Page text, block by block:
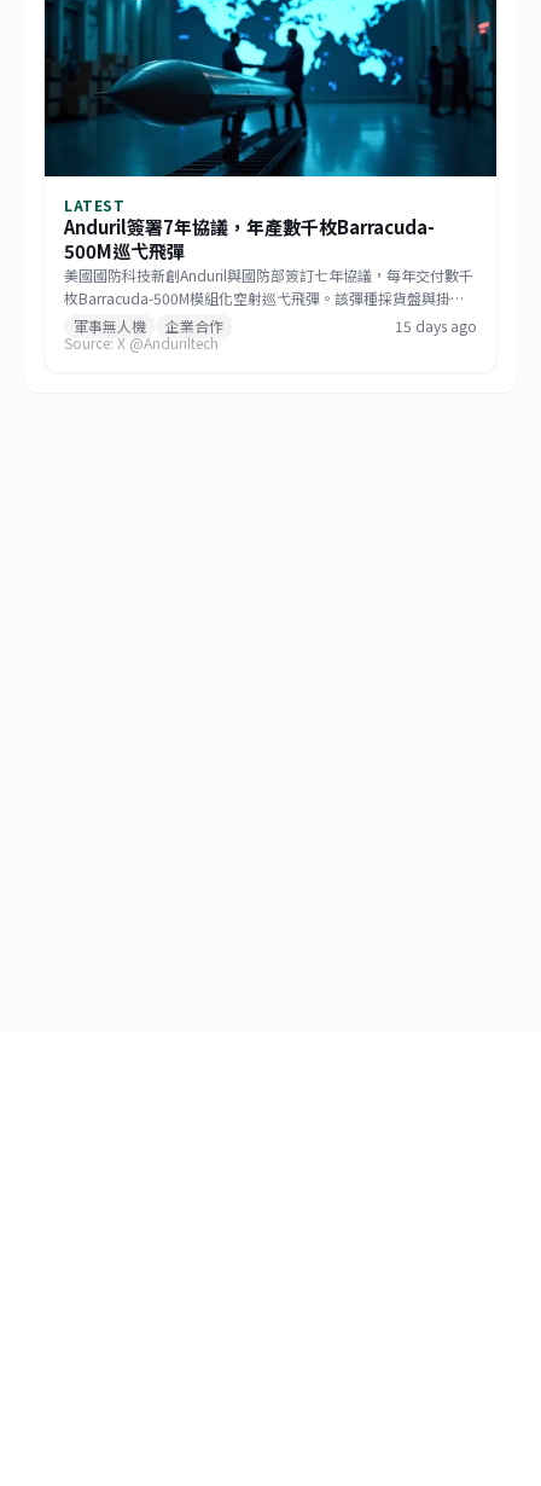
LATEST
Anduril簽署7年協議，年產數千枚Barracuda-
500M巡弋飛彈
美國國防科技新創Anduril與國防部簽訂七年協議，每年交付數千
枚Barracuda-500M模組化空射巡弋飛彈。該彈種採貨盤與掛架
雙模發射，符合低成本大量生產哲學，未來將成為美國與盟邦的
關鍵防區外打擊資產，也標誌非傳統國防供應商正式跨入大規模
軍事無人機 企業合作
15 days ago
Source: X @Anduriltech